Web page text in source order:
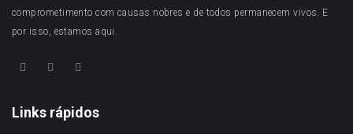
comprometimento com causas nobres e de todos permanecem vivos. E
por isso, estamos aqui.
Links rápidos